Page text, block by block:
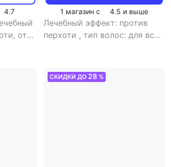
4.7
от
1 магазин с
4.5 и выше
Лечебный эффект: против
перхоти , тип волос: для всех
шампунь,эффект:
восстановление, облегчение
СКИДКИ ДО 28%